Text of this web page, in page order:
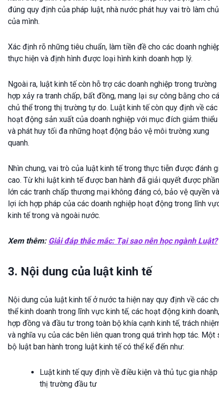
đúng quy định của pháp luật, nhà nước phát huy vai trò làm chủ
của mình.
Xác định rõ những tiêu chuẩn, làm tiền đề cho các doanh
thực hiện và định hình được loại hình kinh doanh hợp lý.
Ngoài ra, luật kinh tế còn hỗ trợ các doanh nghiệp trong trường
hợp xảy ra tranh chấp, bất đồng, mang lại sự công bằng cho
chủ thể trong thị trường tự do. Luật kinh tế còn quy định về các
hoạt động sản xuất của doanh nghiệp với mục đích giảm thiểu
và phát huy tối đa những hoạt động bảo vệ môi trường xung
quanh.
Nhìn chung, vai trò của luật kinh tế trong thực tiễn được đánh
cao. Từ khi luật kinh tế được ban hành đã giải quyết được phần
lớn các tranh chấp thương mại không đáng có, bảo vệ quyền và
lợi ích hợp pháp của các doanh nghiệp hoạt động trong lĩnh
kinh tế trong và ngoài nước.
Xem thêm: Giải đáp thắc mắc: Tại sao nên học ngành Luật?
3. Nội dung của luật kinh tế
Nội dung của luật kinh tế ở nước ta hiện nay quy định về các
thể kinh doanh trong lĩnh vực kinh tế, các hoạt động kinh doanh,
hợp đồng và đầu tư trong toàn bộ khía cạnh kinh tế, trách
và nghĩa vụ của các bên liên quan trong quá trình hợp tác. Một
bộ luật ban hành trong luật kinh tế có thể kể đến như:
Luật kinh tế quy định về điều kiện và thủ tục gia nhập
thị trường đầu tư